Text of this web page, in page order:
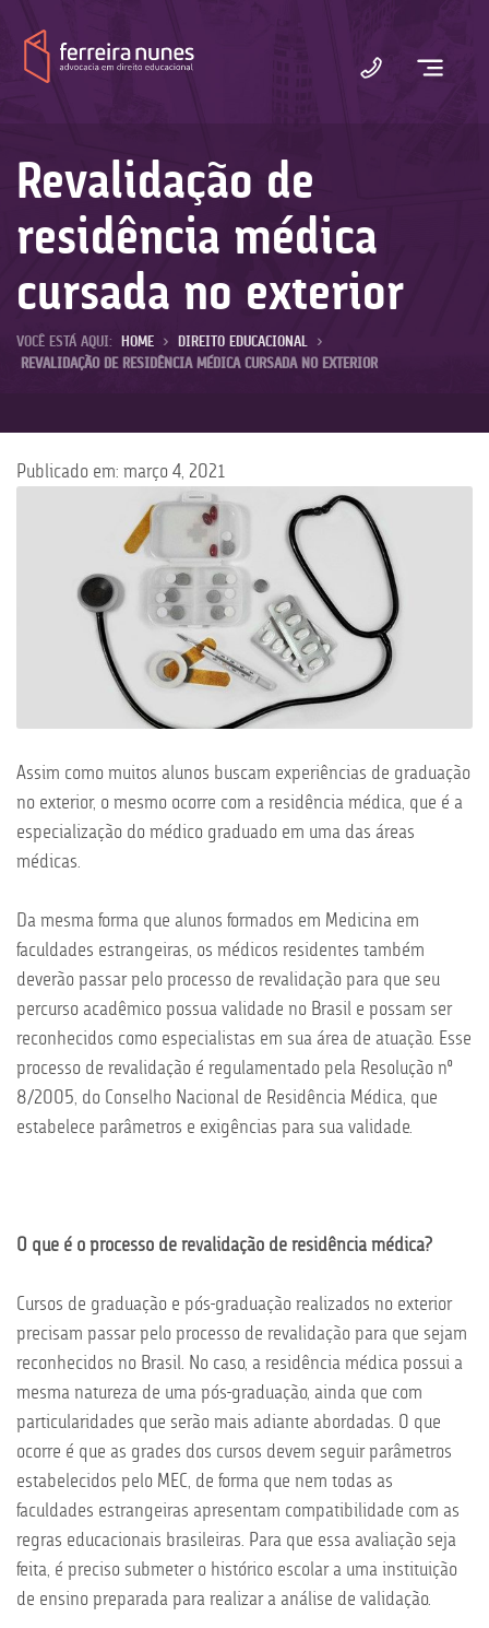
Ferreira
Nunes
Revalidação de
residência médica
cursada no exterior
VOCÊ ESTÁ AQUI: HOME > DIREITO EDUCACIONAL
>
REVALIDAÇÃO DE RESIDÊNCIA MÉDICA CURSADA NO EXTERIOR
Publicado em: março 4, 2021
Assim como muitos alunos buscam experiências de graduação
no exterior, o mesmo ocorre com a residência médica, que é a
especialização do médico graduado em uma das áreas
médicas.
Da mesma forma que alunos formados em Medicina em
faculdades estrangeiras, os médicos residentes também
deverão passar pelo processo de revalidação para que seu
percurso acadêmico possua validade no Brasil e possam ser
reconhecidos como especialistas em sua área de atuação. Esse
processo de revalidação é regulamentado pela Resolução nº
8/2005, do Conselho Nacional de Residência Médica, que
estabelece parâmetros e exigências para sua validade.
O que é o processo de revalidação de residência médica?
Cursos de graduação e pós-graduação realizados no exterior
precisam passar pelo processo de revalidação para que sejam
reconhecidos no Brasil. No caso, a residência médica possui a
mesma natureza de uma pós-graduação, ainda que com
particularidades que serão mais adiante abordadas. O que
ocorre é que as grades dos cursos devem seguir parâmetros
estabelecidos pelo MEC, de forma que nem todas as
faculdades estrangeiras apresentam compatibilidade com as
regras educacionais brasileiras. Para que essa avaliação seja
feita, é preciso submeter o histórico escolar a uma instituição
de ensino preparada para realizar a análise de validação.